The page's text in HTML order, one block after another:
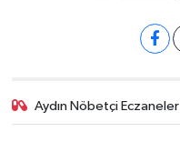
Aydın Nöbetçi Eczaneler